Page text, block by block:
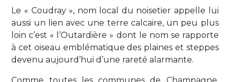
Le « Coudray », nom local du noisetier appelle lui
aussi un lien avec une terre calcaire, un peu plus
loin c’est « l’Outardière » dont le nom se rapporte
à cet oiseau emblématique des plaines et steppes
devenu aujourd’hui d’une rareté alarmante.